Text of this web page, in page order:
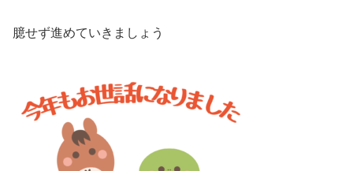
臆せず進めていきましょう